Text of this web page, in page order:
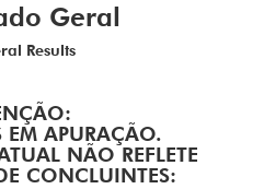
Geral
Results
EM APURAÇÃO.
NÃO REFLETE
CONCLUINTES: